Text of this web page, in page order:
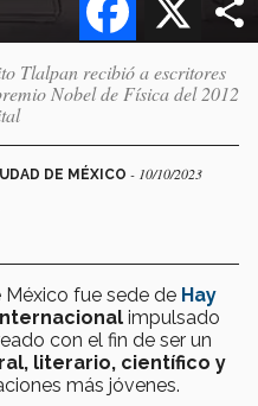
Tlalpan recibió a escritores
Nobel de Física del 2012
DE MÉXICO - 10/10/2023
México fue sede de Hay
impulsado
con el fin de ser un
literario, científico y
más jóvenes.